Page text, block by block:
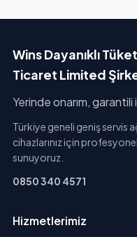
Wins Dayanıklı
Ticaret Limited
Yerinde onarım, garantili
Türkiye geneli geniş servis
cihazlarınız için
sunuyoruz.
0850 340 4571
Hizmetlerimiz